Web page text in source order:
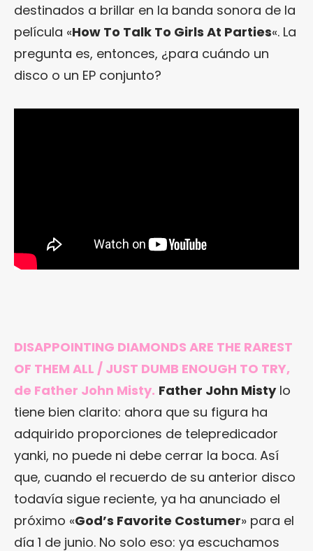
destinados a brillar en la banda sonora de la
película «How To Talk To Girls At Parties«. La
pregunta es, entonces, ¿para cuándo un
disco o un EP conjunto?
DISAPPOINTING DIAMONDS ARE THE RAREST
OF THEM ALL / JUST DUMB ENOUGH TO TRY,
de Father John Misty. Father John Mistylo
tiene bien clarito: ahora que su figura ha
adquirido proporciones de telepredicador
yanki, no puede ni debe cerrar la boca. Así
que, cuando el recuerdo de su anterior disco
todavía sigue reciente, ya ha anunciado el
próximo «God’s Favorite Costumer» para el
día 1 de junio. No solo eso: ya escuchamos